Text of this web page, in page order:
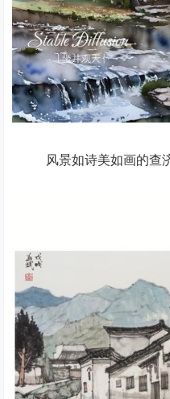
风景如诗美如画的查